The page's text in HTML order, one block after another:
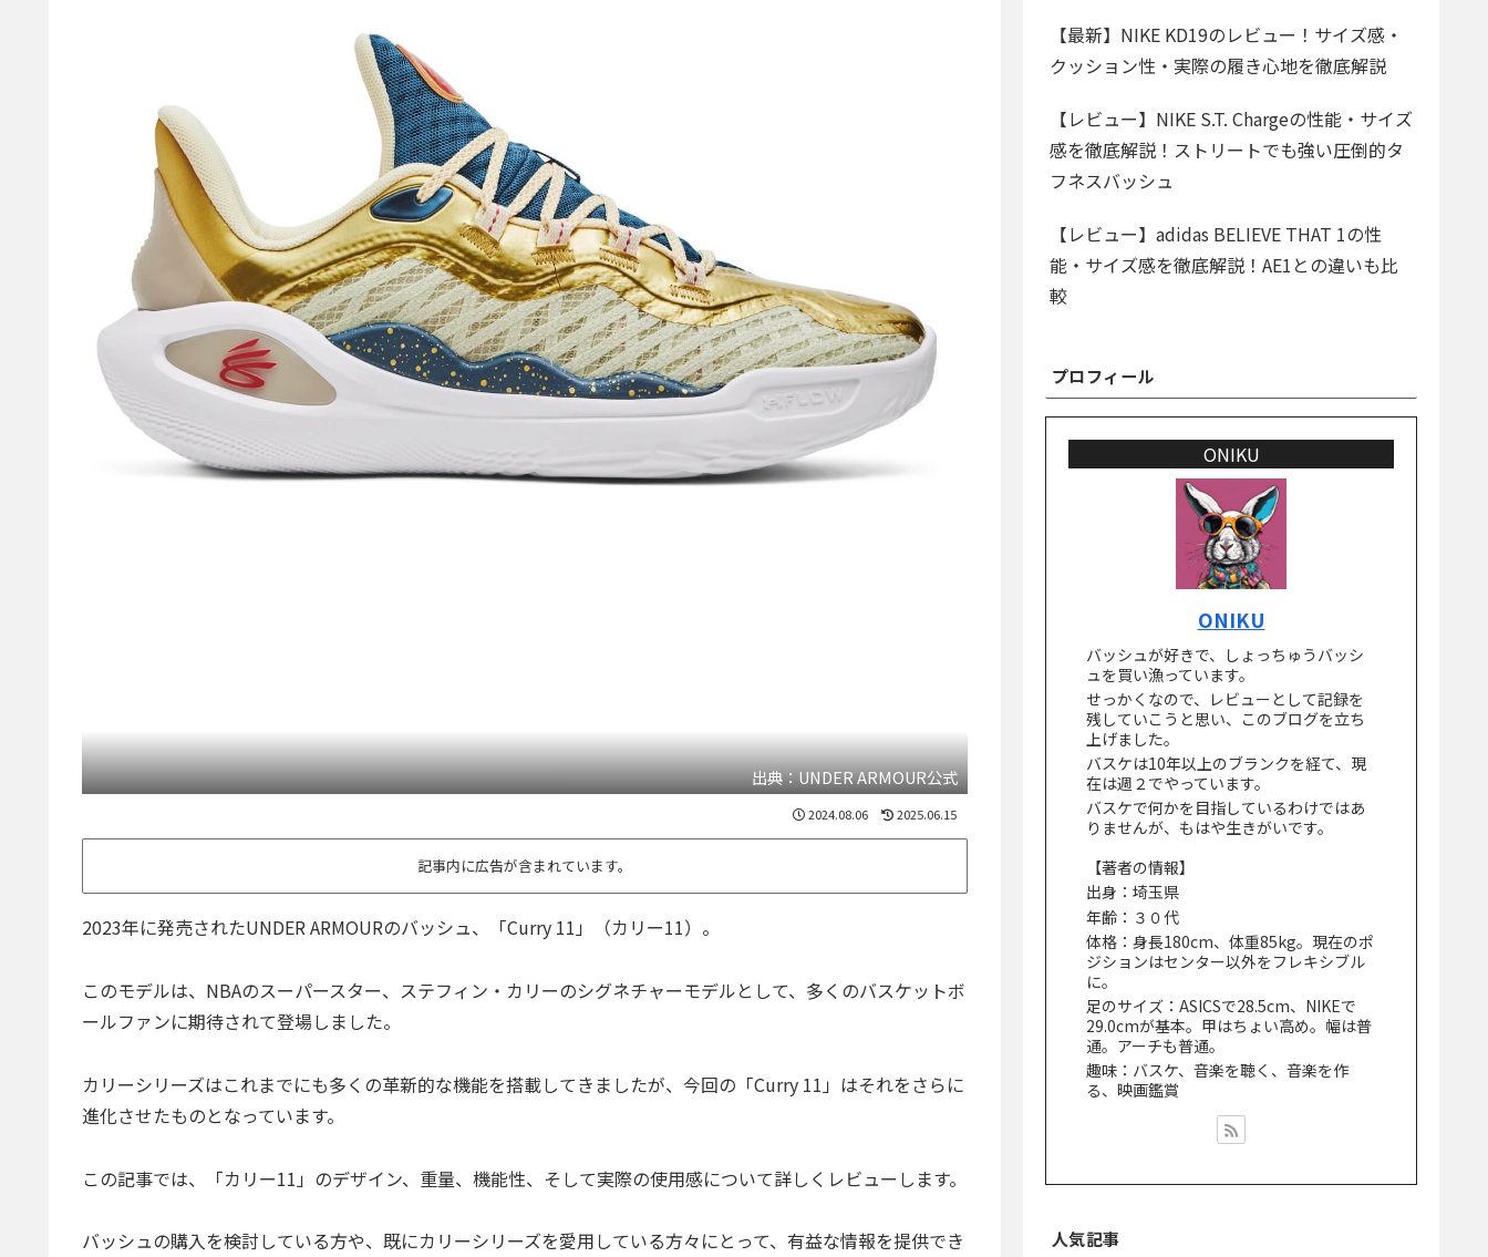
出典：UNDER ARMOUR公式
2024.08.06 2025.06.15
記事内に広告が含まれています。
2023年に発売されたUNDER ARMOURのバッシュ、「Curry 11」（カリー11）。
このモデルは、NBAのスーパースター、ステフィン・カリーのシグネチャーモデルとして、多くのバスケットボ
ールファンに期待されて登場しました。
カリーシリーズはこれまでにも多くの革新的な機能を搭載してきましたが、今回の「Curry 11」はそれをさらに
進化させたものとなっています。
この記事では、「カリー11」のデザイン、重量、機能性、そして実際の使用感について詳しくレビューします。
バッシュの購入を検討している方や、既にカリーシリーズを愛用している方々にとって、有益な情報を提供でき
【最新】NIKE KD19のレビュー！サイズ感・
クッション性・実際の履き心地を徹底解説
【レビュー】NIKE S.T. Chargeの性能・サイズ
感を徹底解説！ストリートでも強い圧倒的タ
フネスバッシュ
【レビュー】adidas BELIEVE THAT 1の性
能・サイズ感を徹底解説！AE1との違いも比
較
プロフィール
ONIKU
ONIKU
バッシュが好きで、しょっちゅうバッシ
ュを買い漁っています。
せっかくなので、レビューとして記録を
残していこうと思い、このブログを立ち
上げました。
バスケは10年以上のブランクを経て、現
在は週２でやっています。
バスケで何かを目指しているわけではあ
りませんが、もはや生きがいです。
【著者の情報】
出身：埼玉県
年齢：３０代
体格：身長180cm、体重85kg。現在のポ
ジションはセンター以外をフレキシブル
に。
足のサイズ：ASICSで28.5cm、NIKEで
29.0cmが基本。甲はちょい高め。幅は普
通。アーチも普通。
趣味：バスケ、音楽を聴く、音楽を作
る、映画鑑賞
人気記事